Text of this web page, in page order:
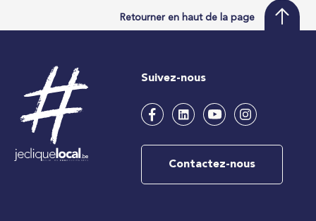
Retourner en haut de la page
Suivez-nous
Contactez-nous